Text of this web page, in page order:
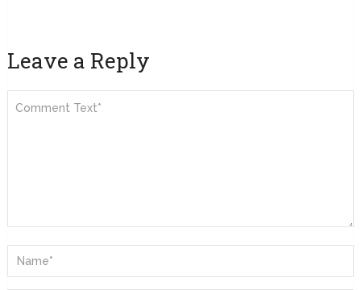
Leave a Reply